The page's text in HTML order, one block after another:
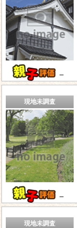
－
現地未調査
－
現地未調査